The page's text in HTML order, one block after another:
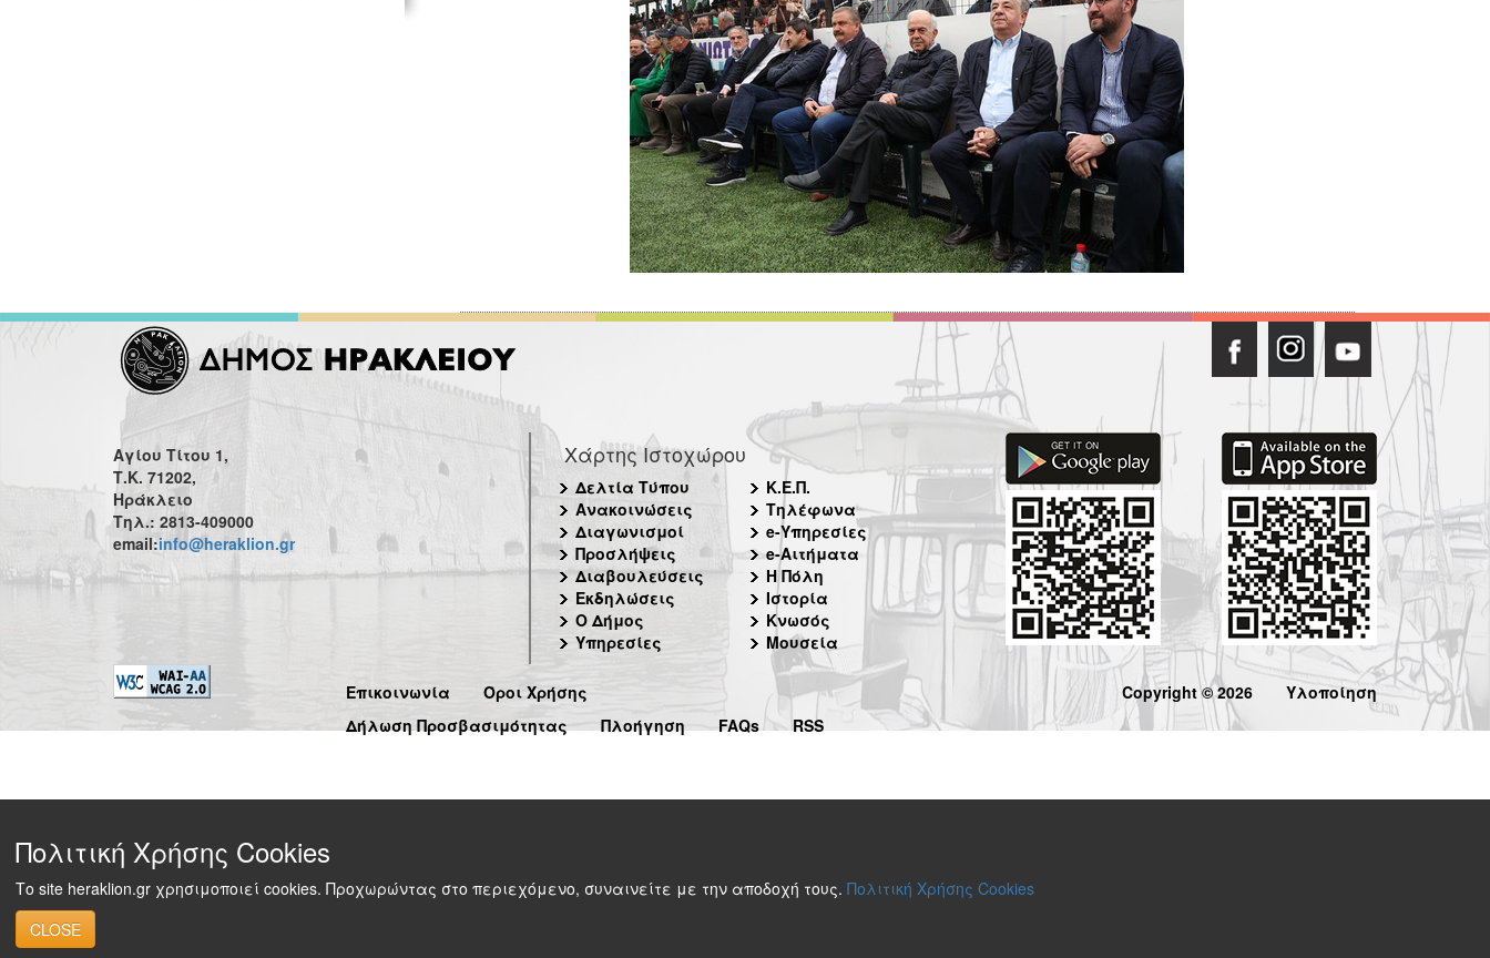
Αγίου Τίτου 1,
Τ.Κ. 71202,
Ηράκλειο
Τηλ.: 2813-409000
email:info@heraklion.gr
Χάρτης Ιστοχώρου
Δελτία Τύπου
Ανακοινώσεις
Διαγωνισμοί
Προσλήψεις
Διαβουλεύσεις
Εκδηλώσεις
Ο Δήμος
Υπηρεσίες
Κ.Ε.Π.
Τηλέφωνα
e-Υπηρεσίες
e-Αιτήματα
Η Πόλη
Ιστορία
Κνωσός
Μουσεία
Επικοινωνία
Όροι Χρήσης
Δήλωση Προσβασιμότητας
Πλοήγηση FAQs RSS
Copyright © 2026 Υλοποίηση
Πολιτική Χρήσης Cookies
Το site heraklion.gr χρησιμοποιεί cookies. Προχωρώντας στο περιεχόμενο, συναινείτε με την αποδοχή τους. Πολιτική Χρήσης Cookies
CLOSE